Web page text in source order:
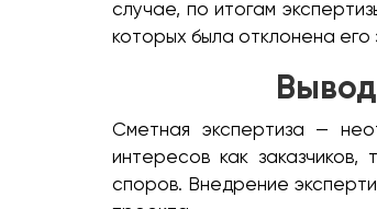
случае, по итогам
которых была отклонена его
Сметная экспертиза —
интересов как
споров. Внедрение